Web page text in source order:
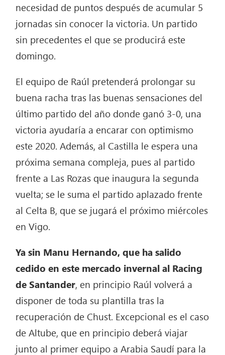
necesidad de puntos después de acumular 5
jornadas sin conocer la victoria. Un partido
sin precedentes el que se producirá este
domingo.
El equipo de Raúl pretenderá prolongar su
buena racha tras las buenas sensaciones del
último partido del año donde ganó 3-0, una
victoria ayudaría a encarar con optimismo
este 2020. Además, al Castilla le espera una
próxima semana compleja, pues al partido
frente a Las Rozas que inaugura la segunda
vuelta; se le suma el partido aplazado frente
al Celta B, que se jugará el próximo miércoles
en Vigo.
Ya sin Manu Hernando, que ha salido
cedido en este mercado invernal al Racing
de Santander, en principio Raúl volverá a
disponer de toda su plantilla tras la
recuperación de Chust. Excepcional es el caso
de Altube, que en principio deberá viajar
junto al primer equipo a Arabia Saudí para la